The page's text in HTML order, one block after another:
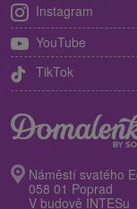
Instagram
YouTube
TikTok
Náměstí svatého
058 01 Poprad
V budově INTESu